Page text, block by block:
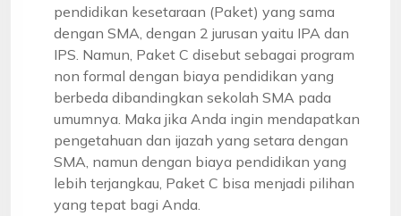
pendidikan kesetaraan (Paket) yang sama
dengan SMA, dengan 2 jurusan yaitu IPA dan
IPS. Namun, Paket C disebut sebagai program
non formal dengan biaya pendidikan yang
berbeda dibandingkan sekolah SMA pada
umumnya. Maka jika Anda ingin mendapatkan
pengetahuan dan ijazah yang setara dengan
SMA, namun dengan biaya pendidikan yang
lebih terjangkau, Paket C bisa menjadi pilihan
yang tepat bagi Anda.